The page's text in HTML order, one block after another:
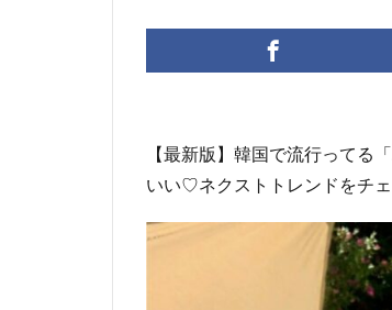
【最新版】韓国で流行ってる
いい♡ネクストトレンドをチェ